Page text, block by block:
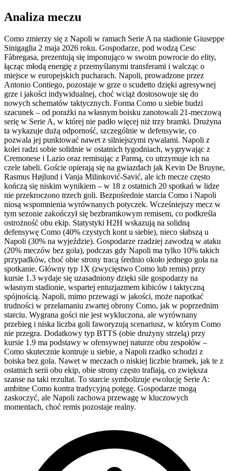
Analiza meczu
Como zmierzy się z Napoli w ramach Serie A na stadionie Giuseppe
Sinigaglia 2 maja 2026 roku. Gospodarze, pod wodzą Cesc
Fàbregasa, prezentują się imponująco w swoim powrocie do elity,
łącząc młodą energię z przemyślanymi transferami i walcząc o
miejsce w europejskich pucharach. Napoli, prowadzone przez
Antonio Contiego, pozostaje w grze o scudetto dzięki agresywnej
grze i jakości indywidualnej, choć wciąż dostosowuje się do
nowych schematów taktycznych. Forma Como u siebie budzi
szacunek – od porażki na własnym boisku zanotowali 21-meczową
serię w Serie A, w której nie padło więcej niż trzy bramki. Drużyna
ta wykazuje dużą odporność, szczególnie w defensywie, co
pozwala jej punktować nawet z silniejszymi rywalami. Napoli z
kolei radzi sobie solidnie w ostatnich tygodniach, wygrywając z
Cremonese i Lazio oraz remisując z Parmą, co utrzymuje ich na
czele tabeli. Goście opierają się na gwiazdach jak Kevin De Bruyne,
Rasmus Højlund i Vanja Milinković-Savić, ale ich mecze często
kończą się niskim wynikiem – w 18 z ostatnich 20 spotkań w lidze
nie przekroczono trzech goli. Bezpośrednie starcia Como i Napoli
niosą wspomnienia wyrównanych potyczek. Wcześniejszy mecz w
tym sezonie zakończył się bezbramkowym remisem, co podkreśla
ostrożność obu ekip. Statystyki H2H wskazują na solidną
defensywę Como (40% czystych kont u siebie), nieco słabszą u
Napoli (30% na wyjeździe). Gospodarze rzadziej zawodzą w ataku
(20% meczów bez gola), podczas gdy Napoli ma tylko 10% takich
przypadków, choć obie strony tracą średnio około jednego gola na
spotkanie. Główny typ 1X (zwycięstwo Como lub remis) przy
kursie 1.3 wydaje się uzasadniony dzięki sile gospodarzy na
własnym stadionie, wspartej entuzjazmem kibiców i taktyczną
spójnością. Napoli, mimo przewagi w jakości, może napotkać
trudności w przełamaniu zwartej obrony Como, jak w poprzednim
starciu. Wygrana gości nie jest wykluczona, ale wyrównany
przebieg i niska liczba goli faworyzują scenariusz, w którym Como
nie przegra. Dodatkowy typ BTTS (obie drużyny strzelą) przy
kursie 1.9 ma podstawy w ofensywnej naturze obu zespołów –
Como skutecznie kontruje u siebie, a Napoli rzadko schodzi z
boiska bez gola. Nawet w meczach o niskiej liczbie bramek, jak te z
ostatnich serii obu ekip, obie strony często trafiają, co zwiększa
szanse na taki rezultat. To starcie symbolizuje ewolucję Serie A:
ambitne Como kontra tradycyjną potęgę. Gospodarze mogą
zaskoczyć, ale Napoli zachowa przewagę w kluczowych
momentach, choć remis pozostaje realny.